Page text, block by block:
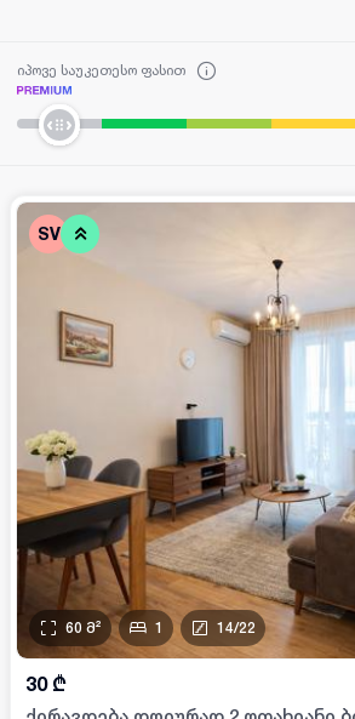
იპოვე საუკეთესო ფასით
SV
60 მ² 1 14/22
30 ₾